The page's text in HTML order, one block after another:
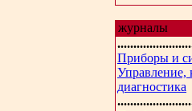
журналы
Приборы и
Управление,
диагностика